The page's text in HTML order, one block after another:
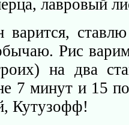
лавровый
варится,
Рис варим
на два
7 минут и 15
Кутузофф!